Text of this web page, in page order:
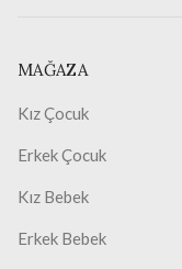
MAĞAZA
Kız Çocuk
Erkek Çocuk
Kız Bebek
Erkek Bebek